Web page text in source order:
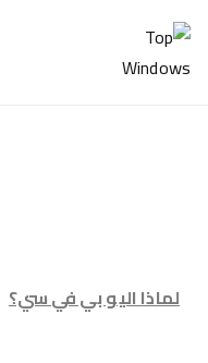
لماذا اليو بي في سي؟